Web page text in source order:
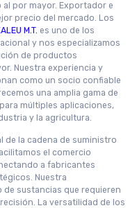
por mayor. Exportador e
precio del mercado. Los
M.T. es uno de los
y nos especializamos
de productos
Nuestra experiencia y
como un socio confiable
una amplia gama de
múltiples aplicaciones,
y la agricultura.
de la cadena de suministro
el comercio
a fabricantes
Nuestra
sustancias que requieren
La versatilidad de los